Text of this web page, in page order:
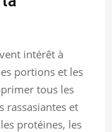
intérêt à
portions et les
tous les
rassasiantes et
protéines, les